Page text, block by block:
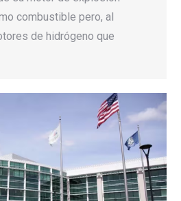
combustible pero, al
de hidrógeno que